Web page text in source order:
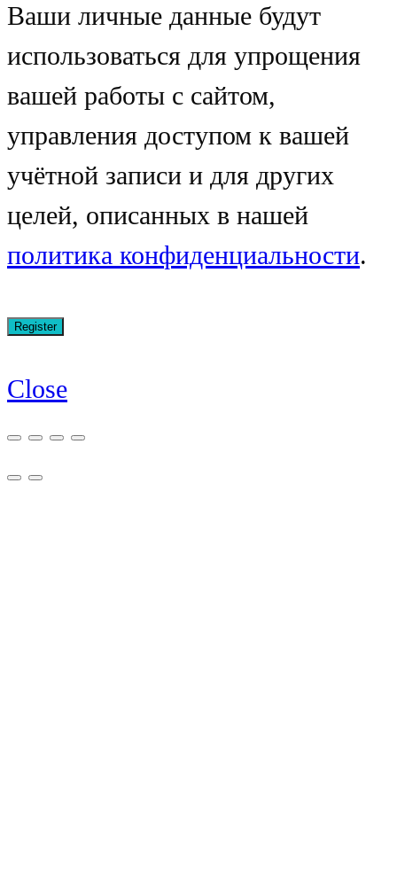
Ваши личные данные будут
использоваться для упрощения
вашей работы с сайтом,
управления доступом к вашей
учётной записи и для других
целей, описанных в нашей
политика конфиденциальности.
Close